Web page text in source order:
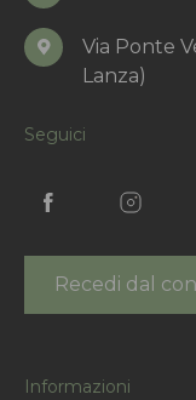
Via Ponte
Lanza)
Seguici
Recedi dal
Informazioni